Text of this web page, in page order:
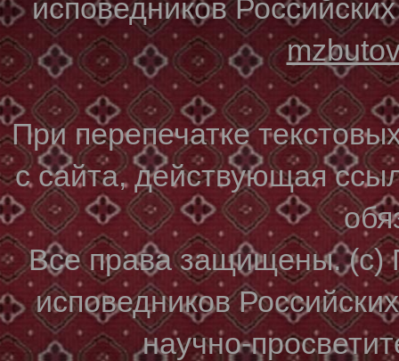
исповедников
При перепечатке
с сайта, действующая
Все права защищены. (с)
исповедников
научно-